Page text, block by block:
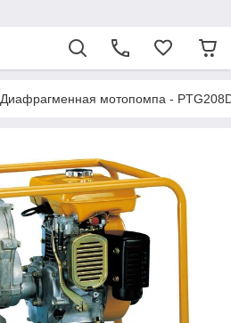
Диафрагменная мотопомпа -